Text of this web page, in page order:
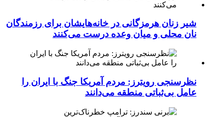
شیر زنان هرمزگانی در خانه‌هایشان برای رزمندگان
نان محلی و میان وعده درست می‌کنند
نظرسنجی رویترز: مردم آمریکا جنگ با ایران را
عامل بی‌ثباتی منطقه می‌دانند